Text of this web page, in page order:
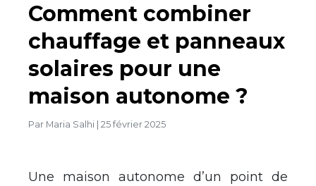
Comment combiner
chauffage et panneaux
solaires pour une
maison autonome ?
Par Maria Salhi 25 février 2025
Une maison autonome d’un point de